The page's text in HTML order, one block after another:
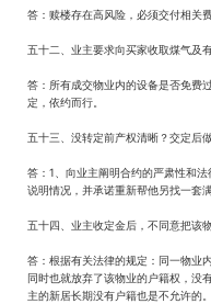
答：赎楼存在高风险，必须交付相关
五十二、业主要求向买家收取煤气及
答：所有成交物业内的设备是否免费
定，依约而行。
五十三、没转定前产权清晰？交定后
答：1、向业主阐明合约的严肃性和
说明情况，并承诺重新帮他另找一套
五十四、业主收定金后，不同意把该
答：根据有关法律的规定：同一物业
同时也就放弃了该物业的户籍权，没
主的新居长期没有户籍也是不允许的